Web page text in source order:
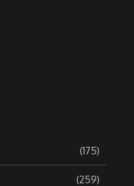
(175)
(259)